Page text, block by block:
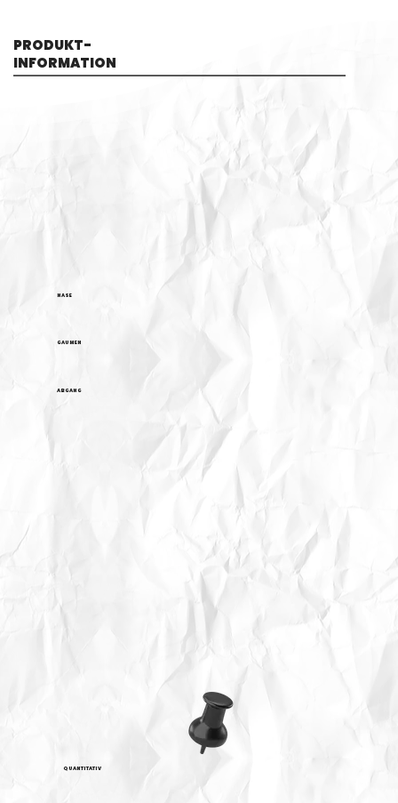
NASE
GAUMEN
ABGANG
QUANTITATIV
PRODUKT-
INFORMATION